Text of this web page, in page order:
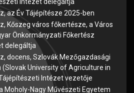
az Év Tájépítésze 2025-ben
Kőszeg város főkertésze, a Város
Önkormányzati Főkertész
delegáltja
docens, Szlovák Mezőgazdasági
(Slovak University of Agriculture in
Intézet vezetője
Moholy-Nagy Művészeti Egyetem